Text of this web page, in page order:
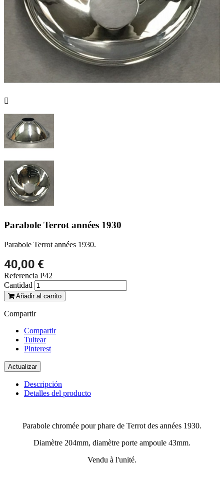

Parabole Terrot années 1930
Parabole Terrot années 1930.
40,00 €
Referencia P42
Cantidad
Añadir al carrito
Compartir
Compartir
Tuitear
Pinterest
Descripción
Detalles del producto
Parabole chromée pour phare de Terrot des années 1930.
Diamètre 204mm, diamètre porte ampoule 43mm.
Vendu à l'unité.